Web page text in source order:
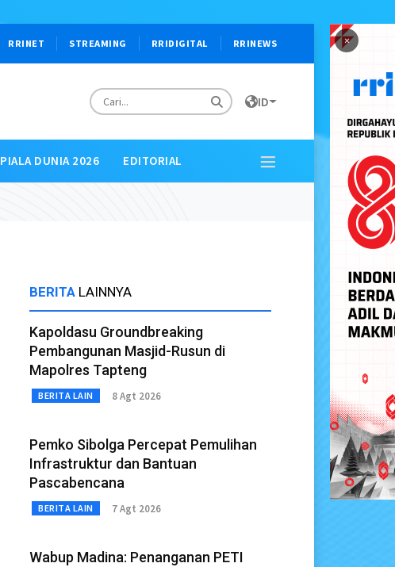
×
RRINET STREAMING RRIDIGITAL RRINEWS
ID
PIALA DUNIA 2026 EDITORIAL
BERITA LAINNYA
Kapoldasu Groundbreaking
Pembangunan Masjid-Rusun di
Mapolres Tapteng
BERITA LAIN 8 Agt 2026
Pemko Sibolga Percepat Pemulihan
Infrastruktur dan Bantuan
Pascabencana
BERITA LAIN 7 Agt 2026
Wabup Madina: Penanganan PETI